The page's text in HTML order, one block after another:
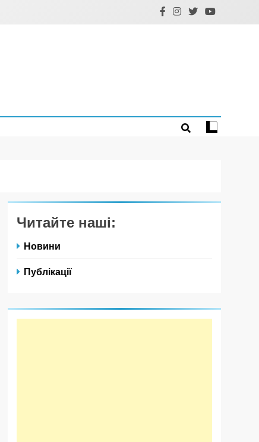
Читайте наші:
Новини
Публікації